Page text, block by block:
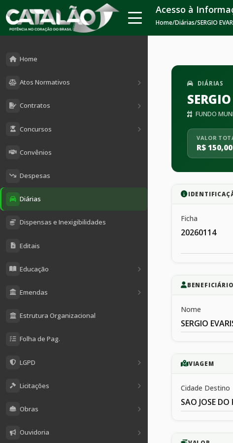
Home
Atos Normativos
Contratos
Concursos
Convênios
Despesas
Diárias
Dispensas e Inexigibilidades
Editais
Educação
Emendas
Estrutura Organizacional
Folha de Pag.
LGPD
Licitações
Obras
Ouvidoria
Acesso à
Home/Diárias/SERGIO
DIÁRIAS
FUNDO
VALOR
R$ 150,00
Ficha
20260114
BENEFICIÁRIO
Nome
SERGIO
VIAGEM
Cidade Destino
SAO JOSE DO